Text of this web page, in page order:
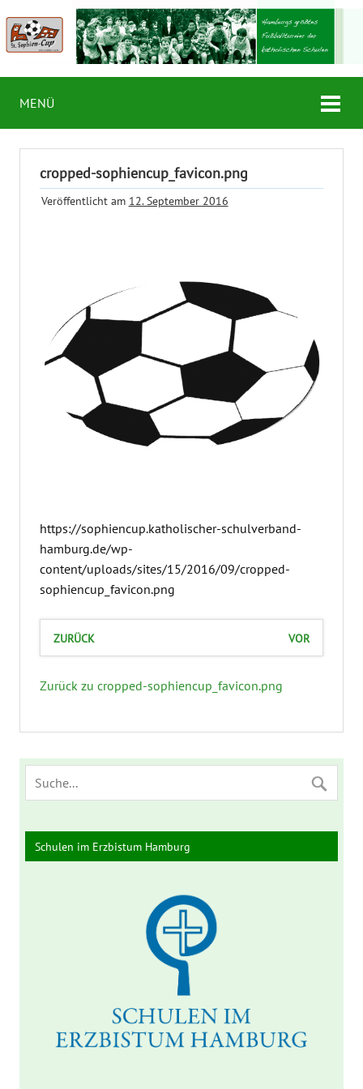
MENÜ
cropped-sophiencup_favicon.png
Veröffentlicht am 12. September 2016
https://sophiencup.katholischer-schulverband-
hamburg.de/wp-
content/uploads/sites/15/2016/09/cropped-
sophiencup_favicon.png
ZURÜCK VOR
Zurück zu cropped-sophiencup_favicon.png
Schulen im Erzbistum Hamburg